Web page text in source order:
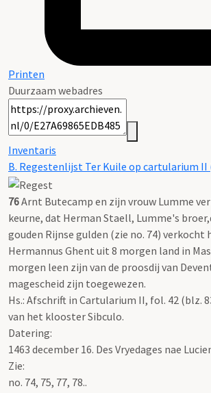
Printen
Duurzaam webadres
Inventaris
B. Regestenlijst Ter Kuile op cartularium II
76Arnt Butecamp en zijn vrouw Lumme
keurne, dat Herman Staell, Lumme's
gouden Rijnse gulden (zie no. 74) verkocht
Hermannus Ghent uit 8 morgen land in
morgen leen zijn van de proosdij van
magescheid zijn toegewezen.
Hs.: Afschrift in Cartularium II, fol. 42 (blz.
van het klooster Sibculo.
Datering:
1463 december 16. Des Vryedages nae
Zie:
no. 74, 75, 77, 78..